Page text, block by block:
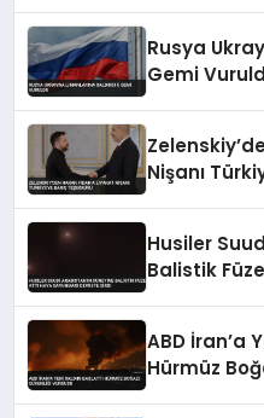
Rusya
Gemi
Nişanı
Husiler
Balistik
ABD İran’a
Hürmüz